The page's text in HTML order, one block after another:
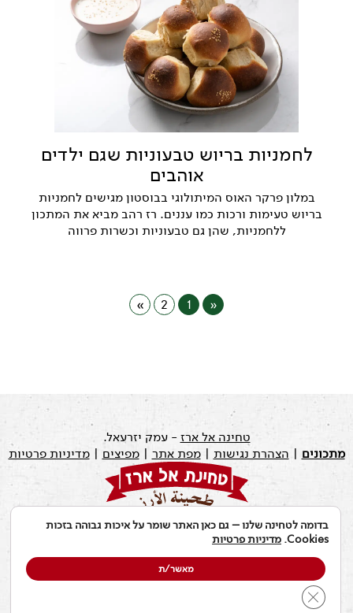
לחמניות בריוש טבעוניות שגם ילדים
אוהבים
במלון פרקר האוס המיתולוגי בבוסטון מגישים לחמניות
בריוש טעימות ורכות כמו עננים. רז רהב מביא את המתכון
ללחמניות, שהן גם טבעוניות וכשרות פרווה
«
1
2
»
טחינה אל ארז- עמק יזרעאל.
מתכונים | הצהרת נגישות |מפת אתר |מפיצים |מדיניות פרטיות
עודכן לאחרונה ב: 19.07.2026
בדומה לטחינה שלנו – גם כאן האתר שומר על איכות גבוהה בזכות
Cookies. מדיניות פרטיות
מאשר/ת
Close GDPR Cookie Banner